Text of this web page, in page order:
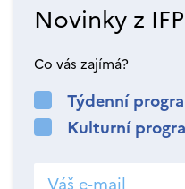
Novinky z IFP
Co vás zajímá?
Týdenní
Kulturní